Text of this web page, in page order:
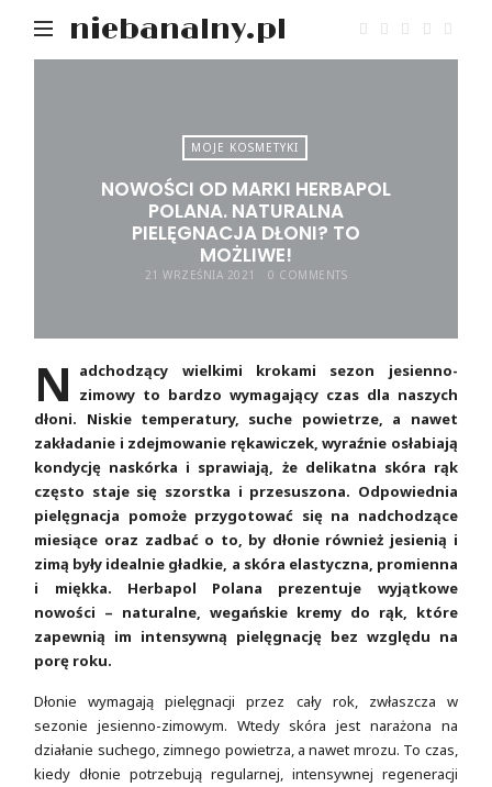
niebanalny.pl
MOJE KOSMETYKI
NOWOŚCI OD MARKI HERBAPOL
POLANA. NATURALNA
PIELĘGNACJA DŁONI? TO
MOŻLIWE!
21 WRZEŚNIA 2021 0 COMMENTS
N
adchodzący wielkimi krokami sezon jesienno-
zimowy to bardzo wymagający czas dla naszych
dłoni. Niskie temperatury, suche powietrze, a nawet
zakładanie i zdejmowanie rękawiczek, wyraźnie osłabiają
kondycję naskórka i sprawiają, że delikatna skóra rąk
często staje się szorstka i przesuszona. Odpowiednia
pielęgnacja pomoże przygotować się na nadchodzące
miesiące oraz zadbać o to, by dłonie również jesienią i
zimą były idealnie gładkie, a skóra elastyczna, promienna
i miękka. Herbapol Polana prezentuje wyjątkowe
nowości – naturalne, wegańskie kremy do rąk, które
zapewnią im intensywną pielęgnację bez względu na
porę roku.
Dłonie wymagają pielęgnacji przez cały rok, zwłaszcza w
sezonie jesienno-zimowym. Wtedy skóra jest narażona na
działanie suchego, zimnego powietrza, a nawet mrozu. To czas,
kiedy dłonie potrzebują regularnej, intensywnej regeneracji